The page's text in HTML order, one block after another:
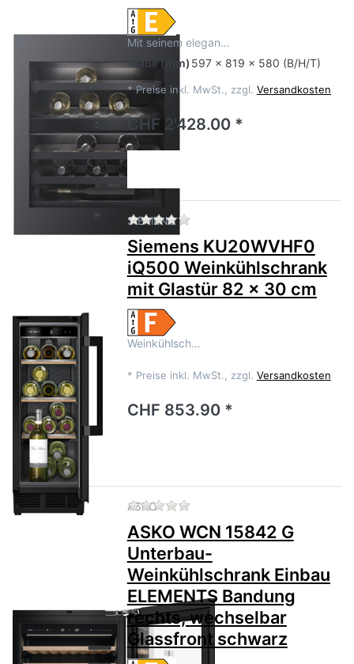
Mit seinem elegan…
Maße(mm) 597 x 819 x 580 (B/H/T)
* Preise inkl. MwSt., zzgl. Versandkosten
CHF 2'428.00 *
SIEMENS Zu diesem Produkt liegen
Siemens KU20WVHF0
iQ500 Weinkühlschrank
mit Glastür 82 x 30 cm
Weinkühlsch…
* Preise inkl. MwSt., zzgl. Versandkosten
CHF 853.90 *
ASKO Zu diesem Produkt liegen
ASKO WCN 15842 G
Unterbau-
Weinkühlschrank Einbau
ELEMENTS Bandung
rechts, wechselbar
Glassfront schwarz